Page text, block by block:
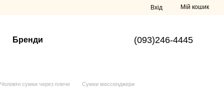
Вхід Мій кошик
Бренди (093)246-4445
Чоловічі сумки через плече Сумки мессенджери